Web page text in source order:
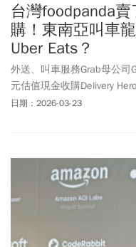
台灣foodpanda
購！東南亞叫車
Uber Eats？
外送、叫車服務Grab母公司
元估值現金收購Delivery
在無現金且無債務的基礎上
日期：2026-03-23